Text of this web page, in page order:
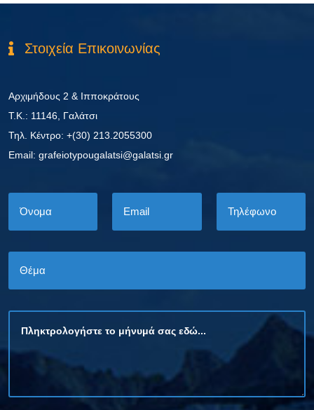
Στοιχεία Επικοινωνίας
Αρχιμήδους 2 & Ιπποκράτους
Τ.Κ.: 11146, Γαλάτσι
Τηλ. Κέντρο: +(30) 213.2055300
Εmail: grafeiotypougalatsi@galatsi.gr